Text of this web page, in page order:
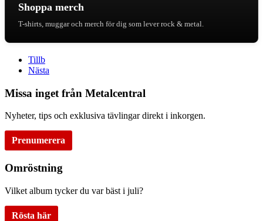
Shoppa merch
T-shirts, muggar och merch för dig som lever rock & metal.
Tillb
Nästa
Missa inget från Metalcentral
Nyheter, tips och exklusiva tävlingar direkt i inkorgen.
Prenumerera
Omröstning
Vilket album tycker du var bäst i juli?
Rösta här